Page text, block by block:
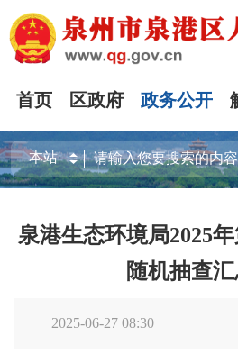
首页 区政府 政务公开
泉港生态环境局2025
随机抽查
2025-06-27 08:30